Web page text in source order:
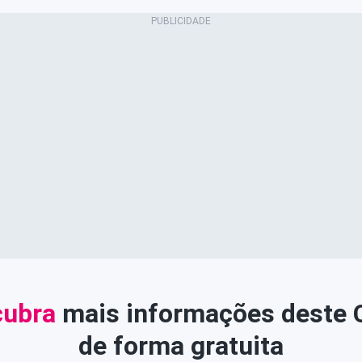
mais informações deste
de forma gratuita